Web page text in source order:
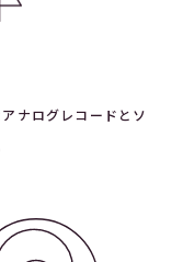
ナログレコードとソ